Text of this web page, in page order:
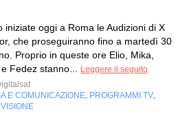
iniziate oggi a Roma le Audizioni di X
che proseguiranno fino a martedì 30
Proprio in queste ore Elio, Mika,
Fedez stanno...
Leggere il seguito
E COMUNICAZIONE PROGRAMMI TV